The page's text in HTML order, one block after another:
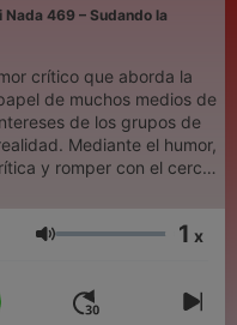
Nada 469 – Sudando la
crítico que aborda la
de muchos medios de
de los grupos de
el humor,
y romper con el cerco
las narrativas
información que reciben.
Volumen 1 x